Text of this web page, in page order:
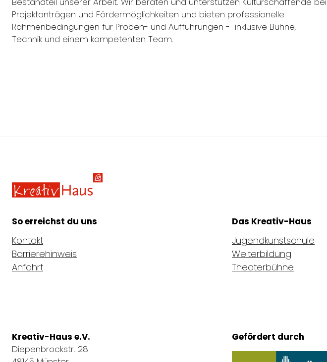
Projektanträgen und Fördermöglichkeiten und bieten professionelle
Rahmenbedingungen für Proben- und Aufführungen - inklusive Bühne,
Technik und einem kompetenten Team.
Kreativ-Haus e.V.
So erreichst du uns
Kontakt
Barrierehinweis
Anfahrt
Das Kreativ-Haus
Jugendkunstschule
Weiterbildung
Theaterbühne
Kreativ-Haus e.V.
Diepenbrockstr. 28
Gefördert durch